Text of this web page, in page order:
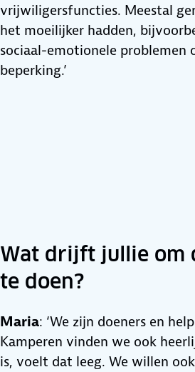
vrijwiligersfuncties. Meestal
het moeilijker hadden,
sociaal-emotionele problemen
beperking.’
Wat drijft jullie om
te doen?
Maria: ‘We zijn doeners en
Kamperen vinden we ook
is, voelt dat leeg. We willen